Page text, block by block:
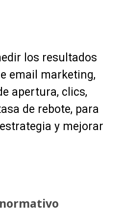
los resultados
email marketing,
apertura, clics,
de rebote, para
y mejorar